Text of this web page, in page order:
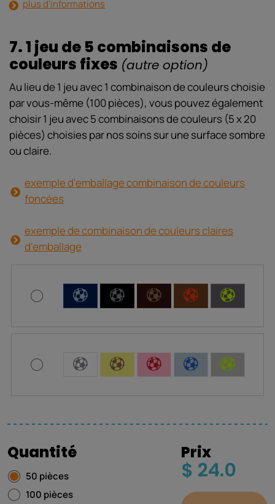
plus d'informations
7. 1 jeu de 5 combinaisons de
couleurs fixes (autre option)
Au lieu de 1 jeu avec 1 combinaison de couleurs choisie
par vous-même (100 pièces), vous pouvez également
choisir 1 jeu avec 5 combinaisons de couleurs (5 x 20
pièces) choisies par nos soins sur une surface sombre
ou claire.
exemple d'emballage combinaison de couleurs
foncées
exemple de combinaison de couleurs claires
d'emballage
C C C C C
C C C C C
Quantité
50 pièces
100 pièces
Prix
$ 24.0